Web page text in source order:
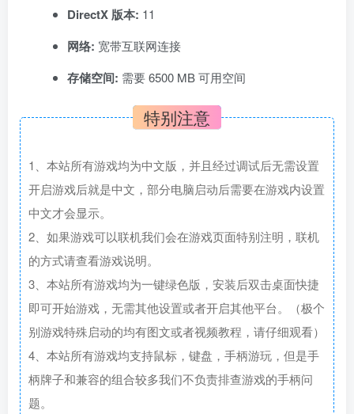
DirectX 版本: 11
网络: 宽带互联网连接
存储空间: 需要 6500 MB 可用空间
特别注意
1、本站所有游戏均为中文版，并且经过调试后无需设置
开启游戏后就是中文，部分电脑启动后需要在游戏内设置
中文才会显示。
2、如果游戏可以联机我们会在游戏页面特别注明，联机
的方式请查看游戏说明。
3、本站所有游戏均为一键绿色版，安装后双击桌面快捷
即可开始游戏，无需其他设置或者开启其他平台。（极个
别游戏特殊启动的均有图文或者视频教程，请仔细观看）
4、本站所有游戏均支持鼠标，键盘，手柄游玩，但是手
柄牌子和兼容的组合较多我们不负责排查游戏的手柄问
题。